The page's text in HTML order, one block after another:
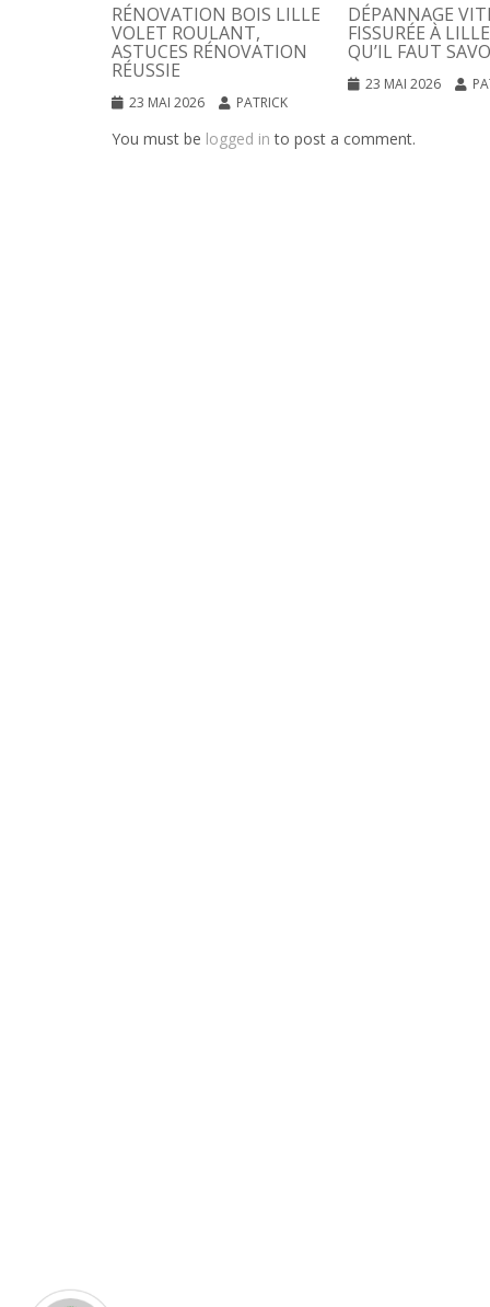
RÉNOVATION BOIS LILLE
VOLET ROULANT,
ASTUCES RÉNOVATION
RÉUSSIE
23 MAI 2026 PATRICK
DÉPANNAGE
FISSURÉE À
QU’IL FAUT
23 MAI 2026
You must be logged in to post a comment.